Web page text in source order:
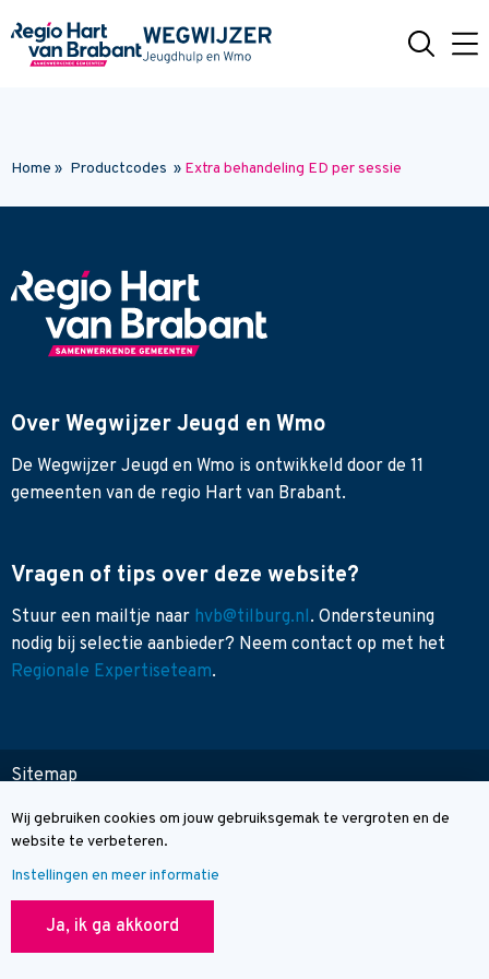
Cookie melding
Wij gebruiken cookies om jouw gebruiksgemak te vergroten en de
website te verbeteren.
Instellingen en meer informatie
Ja, ik ga akkoord
Home » Productcodes » Extra behandeling ED per sessie
Over Wegwijzer Jeugd en Wmo
De Wegwijzer Jeugd en Wmo is ontwikkeld door de 11
gemeenten van de regio Hart van Brabant.
Vragen of tips over deze website?
Stuur een mailtje naar hvb@tilburg.nl. Ondersteuning
nodig bij selectie aanbieder? Neem contact op met het
Regionale Expertiseteam.
© Wegwijzer Hart van Brabant
Sitemap
Contact